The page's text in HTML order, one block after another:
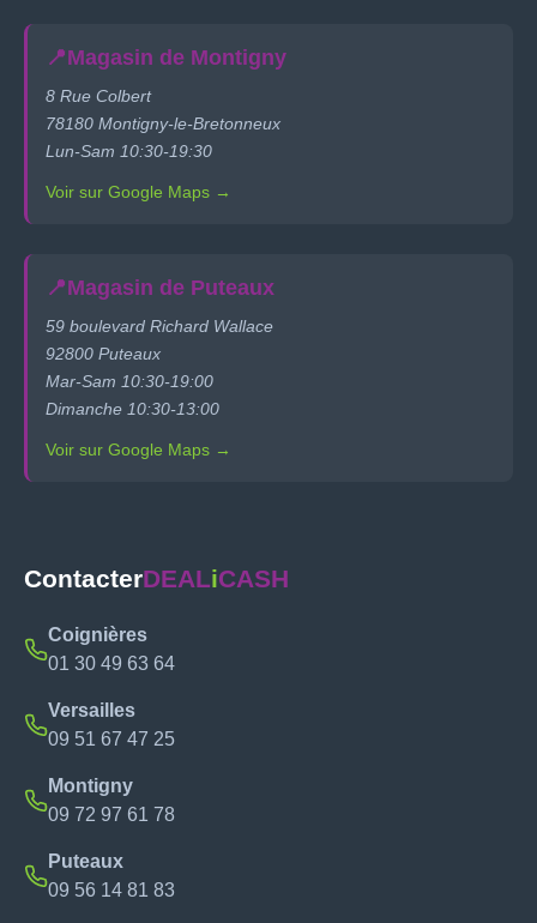
📍Magasin de Montigny
8 Rue Colbert
78180 Montigny-le-Bretonneux
Lun-Sam 10:30-19:30
Voir sur Google Maps →
📍Magasin de Puteaux
59 boulevard Richard Wallace
92800 Puteaux
Mar-Sam 10:30-19:00
Dimanche 10:30-13:00
Voir sur Google Maps →
ContacterDEALiCASH
Coignières
01 30 49 63 64
Versailles
09 51 67 47 25
Montigny
09 72 97 61 78
Puteaux
09 56 14 81 83